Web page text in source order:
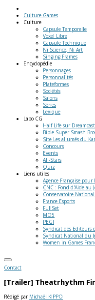
Culture Games
Culture
Capsule Temporelle
Voxel Libre
Capsule Technique
Ni Science, Ni Art
Singing Frames
Encyclopédie
Personnages
Personnalités
Plateformes
Sociétés
Salons
Séries
Lexique
Labo CG
Half Life sur Dreamcast
Bible Super Smash
Site Les allumés du
Concours
Events
All-Stars
Quiz
Liens utiles
Agence Française pour
CNC : Fond d'Aide au
Conservatoire
France Esports
FullSet
MO5
PEGI
Syndicat des Editeurs
Syndicat National du
Women in Games
Contact
[Trailer] Theatrhythm
Rédigé par Michaël KIPPO